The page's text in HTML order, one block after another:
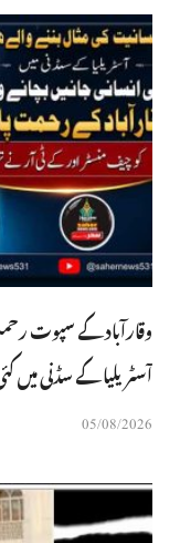
وقارآباد کے سپوت
آسٹریلیا کے سڈنی میں
05/08/2026